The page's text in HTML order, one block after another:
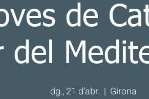
de
del
dg., 21 d’abr.
  |
Girona